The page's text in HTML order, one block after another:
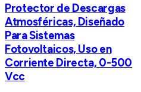
Protector de Descargas
Atmosféricas, Diseñado
Para Sistemas
Fotovoltaicos, Uso en
Corriente Directa, 0-500
Vcc